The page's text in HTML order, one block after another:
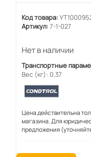
Код товара:
Артикул: 7-1-027
Нет в наличии
Транспортные
Вес (кг): 0.37
Цена действительна
магазина. Для
предложения